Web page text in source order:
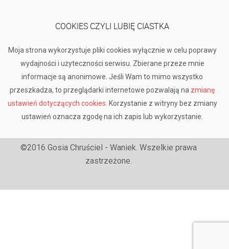
COOKIES CZYLI LUBIĘ CIASTKA
Moja strona wykorzystuje pliki cookies wyłącznie w celu poprawy
wydajności i użyteczności serwisu. Zbierane przeze mnie
informacje są anonimowe. Jeśli Wam to mimo wszystko
przeszkadza, to przeglądarki internetowe pozwalają na zmianę
ustawień dotyczących cookies . Korzystanie z witryny bez zmiany
ustawień oznacza zgodę na ich zapis lub wykorzystanie.
©2016 Gosia Chruściel - Waniek. Wszelkie prawa
zastrzeżone.